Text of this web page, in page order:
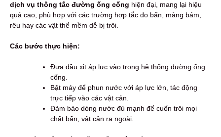
dịch vụ thông tắc đường ống cống hiện đại, mang lại hiệu
quả cao, phù hợp với các trường hợp tắc do bẩn, mảng bám,
rêu hay các vật thể mềm dễ bị trôi.
Các bước thực hiện:
Đưa đầu xịt áp lực vào trong hệ thống đường ống
cống.
Bật máy để phun nước với áp lực lớn, tác động
trực tiếp vào các vật cản.
Đảm bảo dòng nước đủ mạnh để cuốn trôi mọi
chất bẩn, vật cản ra ngoài.